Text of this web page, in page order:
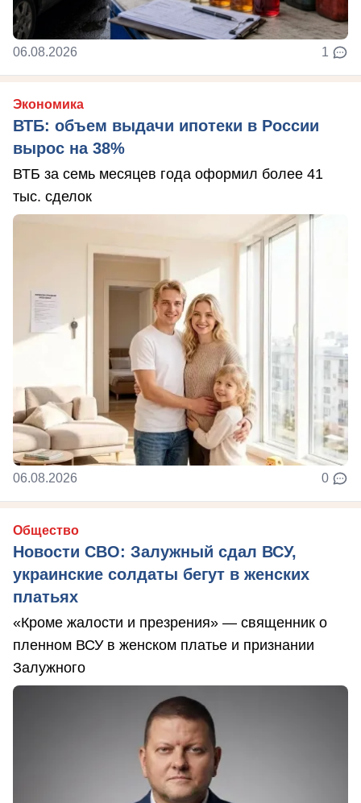
06.08.2026 1
Экономика
ВТБ: объем выдачи ипотеки в России
вырос на 38%
ВТБ за семь месяцев года оформил более 41
тыс. сделок
06.08.2026 0
Общество
Новости СВО: Залужный сдал ВСУ,
украинские солдаты бегут в женских
платьях
«Кроме жалости и презрения» — священник о
пленном ВСУ в женском платье и признании
Залужного